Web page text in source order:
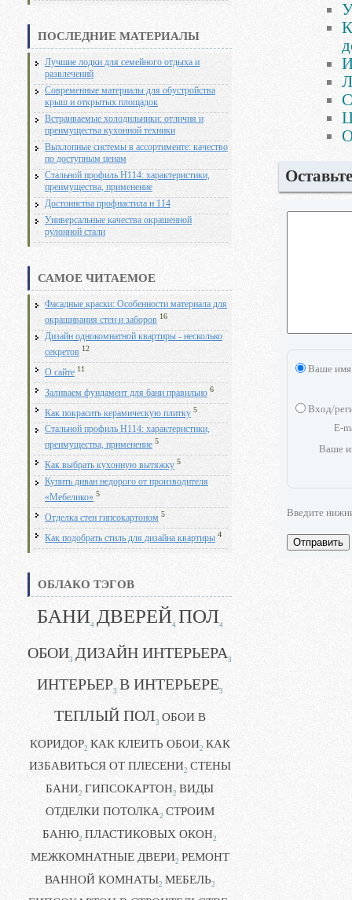
ПОСЛЕДНИЕ МАТЕРИАЛЫ
Лучшие лодки для семейного отдыха и
развлечений
Современные материалы для обустройства
крыш и открытых площадок
Встраиваемые холодильники: отличия и
преимущества кухонной техники
Выхлопные системы в ассортименте: качество
по доступным ценам
Стальной профиль Н114: характеристики,
преимущества, применение
Достоинства профнастила н 114
Универсальные качества окрашенной
рулонной стали
САМОЕ ЧИТАЕМОЕ
Фасадные краски: Особенности материала для
окрашивания стен и заборов 16
Дизайн однокомнатной квартиры - несколько
секретов 12
О сайте 11
Заливаем фундамент для бани правильно 6
Как покрасить керамическую плитку 5
Стальной профиль Н114: характеристики,
преимущества, применение 5
Как выбрать кухонную вытяжку 5
Купить диван недорого от производителя
«Мебелико» 5
Отделка стен гипсокартоном 5
Как подобрать стиль для дизайна квартиры 4
ОБЛАКО ТЭГОВ
БАНИ4 ДВЕРЕЙ4 ПОЛ4
ОБОИ3 ДИЗАЙН ИНТЕРЬЕРА3
ИНТЕРЬЕР3 В ИНТЕРЬЕРЕ3
ТЕПЛЫЙ ПОЛ3 ОБОИ В
КОРИДОР2 КАК КЛЕИТЬ ОБОИ2 КАК
ИЗБАВИТЬСЯ ОТ ПЛЕСЕНИ2 СТЕНЫ
БАНИ2 ГИПСОКАРТОН2 ВИДЫ
ОТДЕЛКИ ПОТОЛКА2 СТРОИМ
БАНЮ2 ПЛАСТИКОВЫХ ОКОН2
МЕЖКОМНАТНЫЕ ДВЕРИ2 РЕМОНТ
ВАННОЙ КОМНАТЫ2 МЕБЕЛЬ2
Ваше имя
Вход/
E-
Ваше
Введите
Отправить